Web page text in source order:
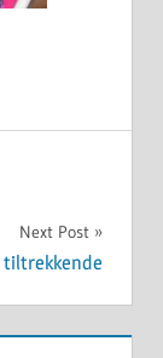
Next Post
tiltrekkende